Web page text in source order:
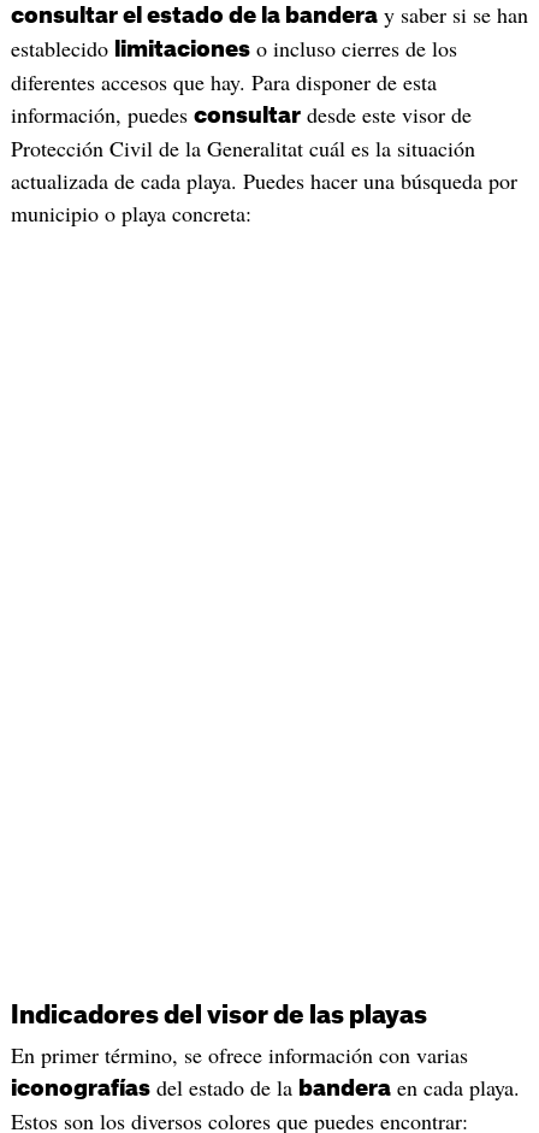
consultar el estado de la banderay saber si se han
establecido
limitacioneso incluso cierres de los
diferentes accesos que hay. Para disponer de esta
información, puedes consultardesde este visor de
Protección Civil de la Generalitat cuál es la situación
actualizada de cada playa. Puedes hacer una búsqueda por
municipio o playa concreta:
Indicadores del visor de las playas
En primer término, se ofrece información con varias
iconografíasdel estado de la banderaen cada playa.
Estos son los diversos colores que puedes encontrar: